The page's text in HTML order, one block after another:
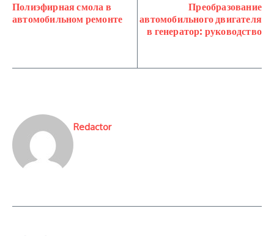
Полиэфирная смола в
автомобильном ремонте
Преобразование
автомобильного двигателя
в генератор: руководство
Redactor